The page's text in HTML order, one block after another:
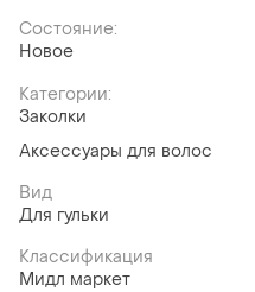
Состояние:
Новое
Категории:
Заколки
Аксессуары для волос
Вид
Для гульки
Классификация
Мидл маркет